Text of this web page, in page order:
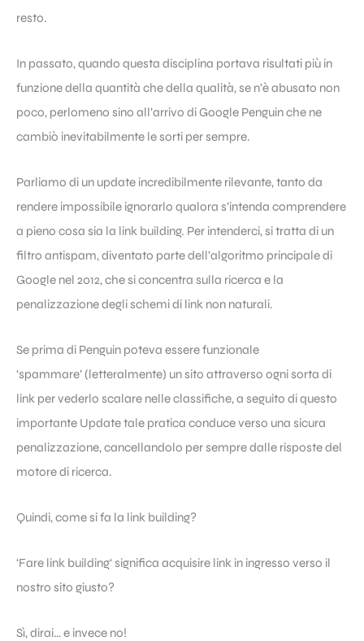
resto.
In passato, quando questa disciplina portava risultati più in
funzione della quantità che della qualità, se n’è abusato non
poco, perlomeno sino all’arrivo di Google Penguin che ne
cambiò inevitabilmente le sorti per sempre.
Parliamo di un update incredibilmente rilevante, tanto da
rendere impossibile ignorarlo qualora s’intenda comprendere
a pieno cosa sia la link building. Per intenderci, si tratta di un
filtro antispam, diventato parte dell’algoritmo principale di
Google nel 2012, che si concentra sulla ricerca e la
penalizzazione degli schemi di link non naturali.
Se prima di Penguin poteva essere funzionale
‘spammare’ (letteralmente) un sito attraverso ogni sorta di
link per vederlo scalare nelle classifiche, a seguito di questo
importante Update tale pratica conduce verso una sicura
penalizzazione, cancellandolo per sempre dalle risposte del
motore di ricerca.
Quindi, come si fa la link building?
‘Fare link building‘ significa acquisire link in ingresso verso il
nostro sito giusto?
Sì, dirai… e invece no!